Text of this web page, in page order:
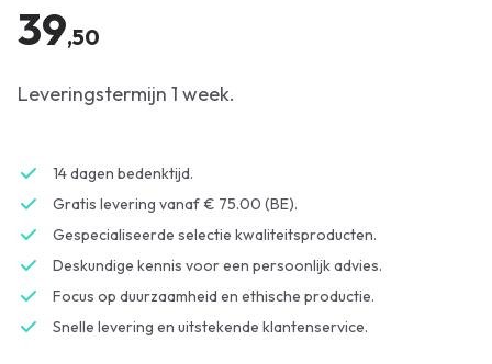
39,50
Leveringstermijn 1 week.
14 dagen bedenktijd.
Gratis levering vanaf € 75.00 (BE).
Gespecialiseerde selectie kwaliteitsproducten.
Deskundige kennis voor een persoonlijk advies.
Focus op duurzaamheid en ethische productie.
Snelle levering en uitstekende klantenservice.